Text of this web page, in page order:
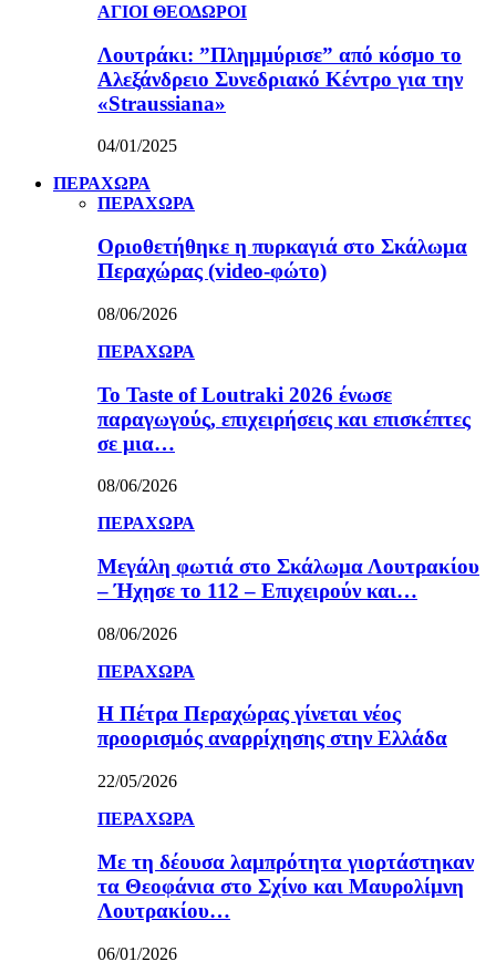
ΑΓΙΟΙ ΘΕΟΔΩΡΟΙ
Λουτράκι: ”Πλημμύρισε” από κόσμο το
Αλεξάνδρειο Συνεδριακό Κέντρο για την
«Straussiana»
04/01/2025
ΠΕΡΑΧΩΡΑ
ΠΕΡΑΧΩΡΑ
Οριοθετήθηκε η πυρκαγιά στο Σκάλωμα
Περαχώρας (video-φώτο)
08/06/2026
ΠΕΡΑΧΩΡΑ
Το Taste of Loutraki 2026 ένωσε
παραγωγούς, επιχειρήσεις και επισκέπτες
σε μια…
08/06/2026
ΠΕΡΑΧΩΡΑ
Μεγάλη φωτιά στο Σκάλωμα Λουτρακίου
– Ήχησε το 112 – Επιχειρούν και…
08/06/2026
ΠΕΡΑΧΩΡΑ
Η Πέτρα Περαχώρας γίνεται νέος
προορισμός αναρρίχησης στην Ελλάδα
22/05/2026
ΠΕΡΑΧΩΡΑ
Με τη δέουσα λαμπρότητα γιορτάστηκαν
τα Θεοφάνια στο Σχίνο και Μαυρολίμνη
Λουτρακίου…
06/01/2026